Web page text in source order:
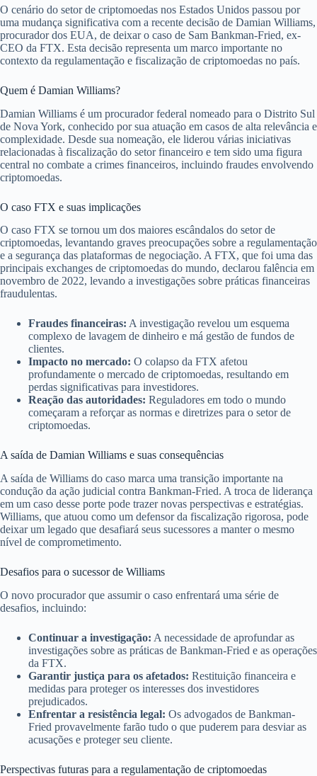
O cenário do setor de criptomoedas nos Estados Unidos passou por
uma mudança significativa com a recente decisão de Damian Williams,
procurador dos EUA, de deixar o caso de Sam Bankman-Fried, ex-
CEO da FTX. Esta decisão representa um marco importante no
contexto da regulamentação e fiscalização de criptomoedas no país.
Quem é Damian Williams?
Damian Williams é um procurador federal nomeado para o Distrito Sul
de Nova York, conhecido por sua atuação em casos de alta relevância e
complexidade. Desde sua nomeação, ele liderou várias iniciativas
relacionadas à fiscalização do setor financeiro e tem sido uma figura
central no combate a crimes financeiros, incluindo fraudes envolvendo
criptomoedas.
O caso FTX e suas implicações
O caso FTX se tornou um dos maiores escândalos do setor de
criptomoedas, levantando graves preocupações sobre a regulamentação
e a segurança das plataformas de negociação. A FTX, que foi uma das
principais exchanges de criptomoedas do mundo, declarou falência em
novembro de 2022, levando a investigações sobre práticas financeiras
fraudulentas.
Fraudes financeiras: A investigação revelou um esquema
complexo de lavagem de dinheiro e má gestão de fundos de
clientes.
Impacto no mercado: O colapso da FTX afetou
profundamente o mercado de criptomoedas, resultando em
perdas significativas para investidores.
Reação das autoridades: Reguladores em todo o mundo
começaram a reforçar as normas e diretrizes para o setor de
criptomoedas.
A saída de Damian Williams e suas consequências
A saída de Williams do caso marca uma transição importante na
condução da ação judicial contra Bankman-Fried. A troca de liderança
em um caso desse porte pode trazer novas perspectivas e estratégias.
Williams, que atuou como um defensor da fiscalização rigorosa, pode
deixar um legado que desafiará seus sucessores a manter o mesmo
nível de comprometimento.
Desafios para o sucessor de Williams
O novo procurador que assumir o caso enfrentará uma série de
desafios, incluindo:
Continuar a investigação: A necessidade de aprofundar as
investigações sobre as práticas de Bankman-Fried e as operações
da FTX.
Garantir justiça para os afetados: Restituição financeira e
medidas para proteger os interesses dos investidores
prejudicados.
Enfrentar a resistência legal: Os advogados de Bankman-
Fried provavelmente farão tudo o que puderem para desviar as
acusações e proteger seu cliente.
Perspectivas futuras para a regulamentação de criptomoedas